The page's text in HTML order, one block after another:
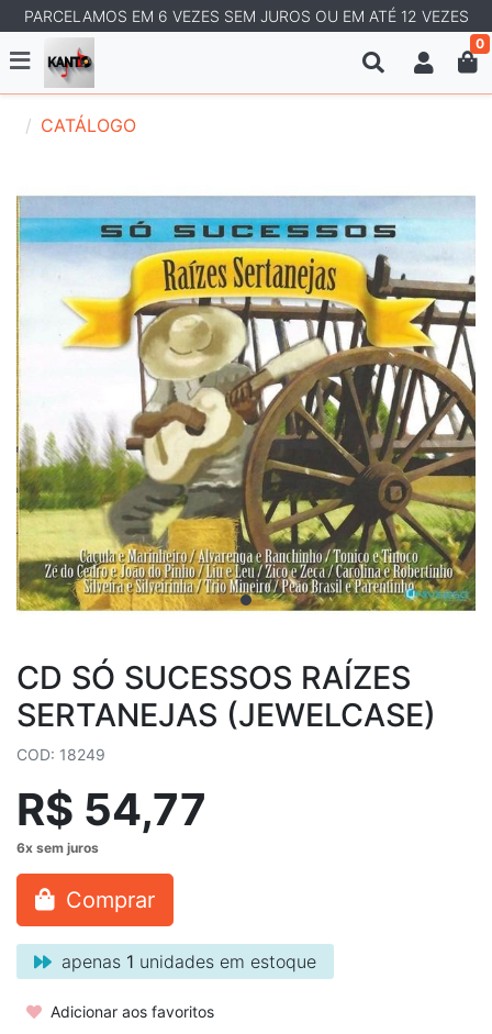
PARCELAMOS EM 6 VEZES SEM JUROS OU EM ATÉ 12 VEZES
0
CATÁLOGO
CD SÓ SUCESSOS RAÍZES
SERTANEJAS (JEWELCASE)
COD: 18249
R$ 54,77
Comprar
apenas 1 unidades em estoque
Adicionar aos favoritos